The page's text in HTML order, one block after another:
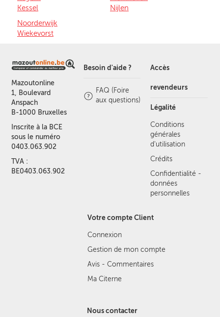
Kessel
Nijlen
Noorderwijk
Wiekevorst
Mazoutonline
1, Boulevard
Anspach
B-1000 Bruxelles
Inscrite à la BCE
sous le numéro
0403.063.902
TVA :
BE0403.063.902
Besoin d'aide ?
FAQ (Foire
aux questions)
Accès
revendeurs
Légalité
Conditions
générales
d'utilisation
Crédits
Confidentialité -
données
personnelles
Votre compte Client
Connexion
Gestion de mon compte
Avis - Commentaires
Ma Citerne
Nous contacter